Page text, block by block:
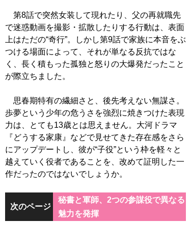
第8話で突然女装して現れたり、父の再就職先
で迷惑動画を撮影・拡散したりする行動は、表面
上はただの“奇行”。しかし第9話で家族に本音をぶ
つける場面によって、それが単なる反抗ではな
く、長く積もった孤独と怒りの大爆発だったこと
が際立ちました。
思春期特有の繊細さと、後先考えない無謀さ。
歩夢という少年の危うさを強烈に焼きつけた表現
力は、とても13歳とは思えません。大河ドラマ
『どうする家康』などで見せてきた存在感をさら
にアップデートし、彼が“子役”という枠を軽々と
越えていく役者であることを、改めて証明した一
作だったのではないでしょうか。
次のページ
秘書と軍師、2つの参謀役で異なる
魅力を発揮